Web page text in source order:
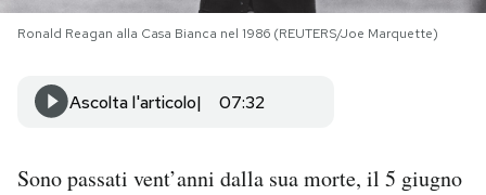
SHOP
CALENDARIO
AREA PERSONALE
Ronald Reagan alla Casa Bianca nel 1986 (REUTERS/Joe Marquette)
Ascolta l'articolo 07:32
Sono passati vent’anni dalla sua morte, il 5 giugno